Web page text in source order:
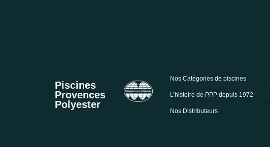
Piscines
Provences
Polyester
Nos Catégories de piscines
L’histoire de PPP depuis 1972
Nos Distributeurs